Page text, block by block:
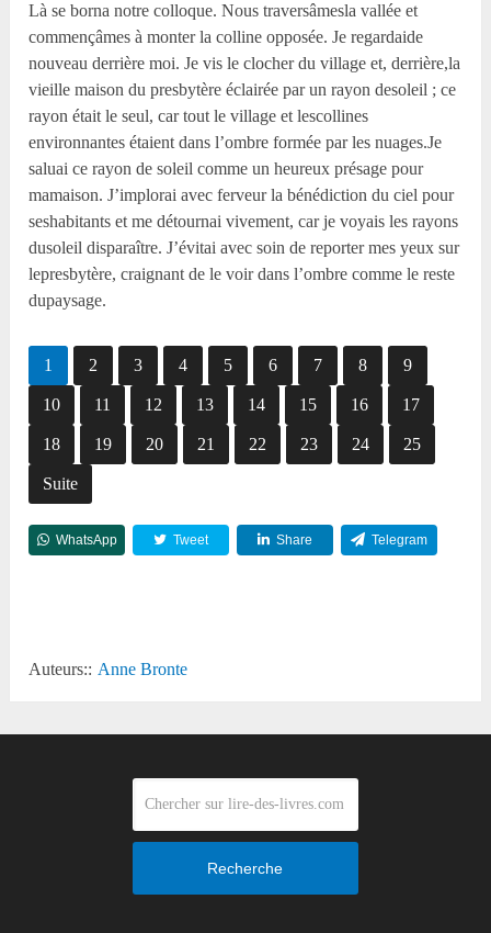
Là se borna notre colloque. Nous traversâmesla vallée et
commençâmes à monter la colline opposée. Je regardaide
nouveau derrière moi. Je vis le clocher du village et, derrière,la
vieille maison du presbytère éclairée par un rayon desoleil ; ce
rayon était le seul, car tout le village et lescollines
environnantes étaient dans l’ombre formée par les nuages.Je
saluai ce rayon de soleil comme un heureux présage pour
mamaison. J’implorai avec ferveur la bénédiction du ciel pour
seshabitants et me détournai vivement, car je voyais les rayons
dusoleil disparaître. J’évitai avec soin de reporter mes yeux sur
lepresbytère, craignant de le voir dans l’ombre comme le reste
dupaysage.
1 2 3 4 5 6 7 8 9
10 11 12 13 14 15 16 17
18 19 20 21 22 23 24 25
Suite
WhatsApp Tweet Share Telegram
Auteurs:: Anne Bronte
Recherche